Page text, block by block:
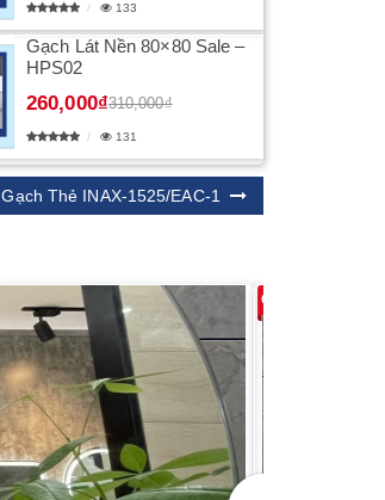
133
Gạch Lát Nền 80×80 Sale –
HPS02
260,000₫310,000₫
131
Gạch Thẻ INAX-1525/EAC-1
Giảm 38%